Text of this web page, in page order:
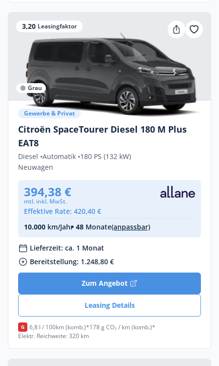
3,20 Leasingfaktor
Grau
Gewerbe & Privat
Citroën SpaceTourer Diesel 180 M Plus
EAT8
Diesel •Automatik •180 PS (132 kW)
Neuwagen
394,38 €
mtl. inkl. MwSt.
Effektive Rate: 420,40 €
10.000 km/Jahr• 48 Monate(anpassbar)
Lieferzeit: ca. 1 Monat
Bereitstellung: 1.248,80 €
Zum Angebot
Leasing Details
G 6,8 l / 100km (komb.)*178 g CO₂ / km (komb.)*
Elektr. Reichweite: 320 km